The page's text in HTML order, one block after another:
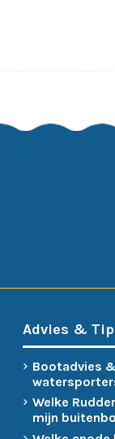
Advies &
Bootadvies
Welke
mijn